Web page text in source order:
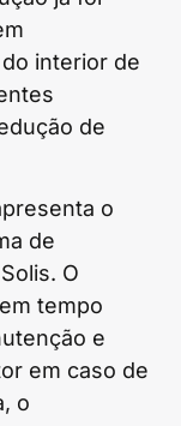
interior de
de
o
de
O
tempo
e
em caso de
o